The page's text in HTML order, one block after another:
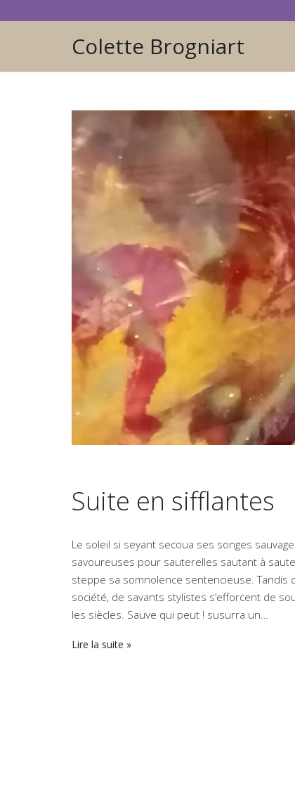
Colette Brogniart
Suite en sifflantes
Le soleil si seyant secoua ses songes
savoureuses pour sauterelles sautant à
steppe sa somnolence sentencieuse. Tandis
société, de savants stylistes s’efforcent de
les siècles. Sauve qui peut ! susurra un…
Lire la suite